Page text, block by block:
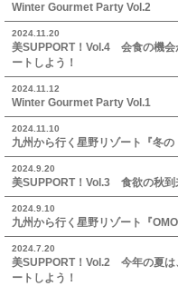
Winter Gourmet Party Vol.2
2024.11.20
美SUPPORT！Vol.4 会食の機会
ートしよう！
2024.11.12
Winter Gourmet Party Vol.1
2024.11.10
九州から行く星野リゾート『冬の
2024.9.20
美SUPPORT！Vol.3 食欲の秋到
2024.9.10
九州から行く星野リゾート『
2024.7.20
美SUPPORT！Vol.2 今年の夏は
ートしよう！